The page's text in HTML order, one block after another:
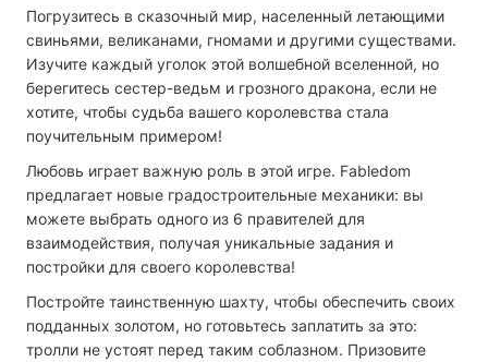
Погрузитесь в сказочный мир, населенный летающими
свиньями, великанами, гномами и другими существами.
Изучите каждый уголок этой волшебной вселенной, но
берегитесь сестер-ведьм и грозного дракона, если не
хотите, чтобы судьба вашего королевства стала
поучительным примером!
Любовь играет важную роль в этой игре. Fabledom
предлагает новые градостроительные механики: вы
можете выбрать одного из 6 правителей для
взаимодействия, получая уникальные задания и
постройки для своего королевства!
Постройте таинственную шахту, чтобы обеспечить своих
подданных золотом, но готовьтесь заплатить за это:
тролли не устоят перед таким соблазном. Призовите